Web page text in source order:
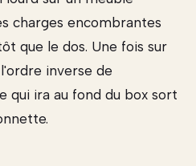
charges encombrantes
que le dos. Une fois sur
inverse de
qui ira au fond du box sort